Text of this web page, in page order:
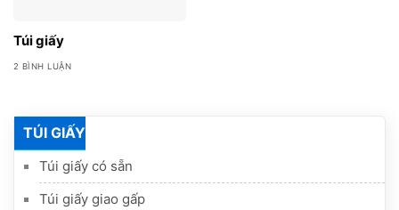
TÚI GIẤY
Túi giấy có sẵn
Túi giấy giao gấp
Túi giấy
2 BÌNH LUẬN